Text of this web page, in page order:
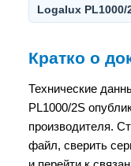
Logalux PL1000/
Кратко о
Технические
PL1000/2S
производителя.
файл, сверить